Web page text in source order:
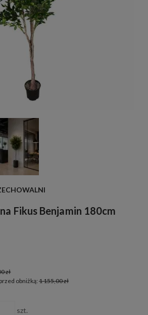
Fikus Benjamin 180cm
zł
obniżką: 1 155,00 zł
szt.